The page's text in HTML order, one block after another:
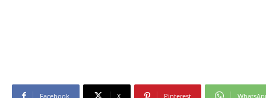
Facebook X Pinterest